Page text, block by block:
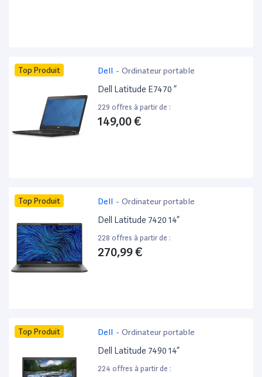
Top Produit Dell - Ordinateur portable
Dell Latitude E7470 ”
229 offres à partir de :
149,00 €
Top Produit Dell - Ordinateur portable
Dell Latitude 7420 14”
228 offres à partir de :
270,99 €
Top Produit Dell - Ordinateur portable
Dell Latitude 7490 14”
224 offres à partir de :